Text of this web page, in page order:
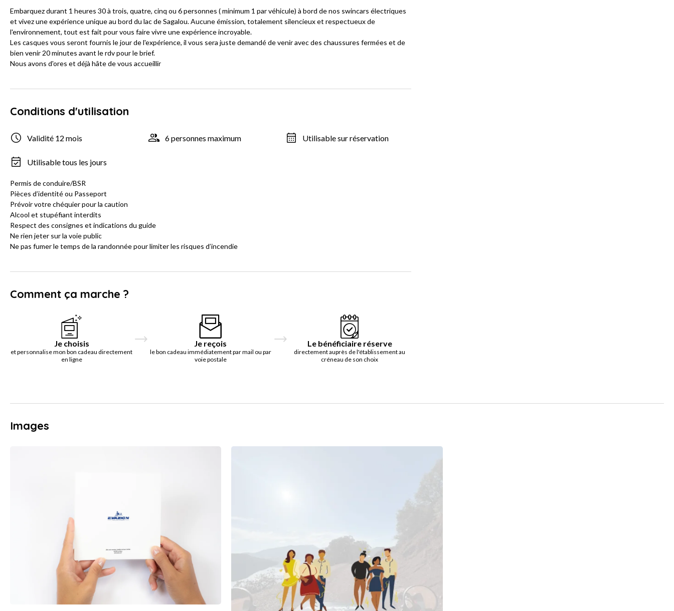
Embarquez durant 1 heures 30 à trois, quatre, cinq ou 6 personnes ( minimum 1 par véhicule) à bord de nos swincars électriques
et vivez une expérience unique au bord du lac de Sagalou. Aucune émission, totalement silencieux et respectueux de
l'environnement, tout est fait pour vous faire vivre une expérience incroyable.
Les casques vous seront fournis le jour de l'expérience, il vous sera juste demandé de venir avec des chaussures fermées et de
bien venir 20 minutes avant le rdv pour le brief.
Nous avons d'ores et déjà hâte de vous accueillir
Conditions d'utilisation
Validité 12 mois 6 personnes maximum Utilisable sur réservation
Utilisable tous les jours
Permis de conduire/BSR
Pièces d’identité ou Passeport
Prévoir votre chéquier pour la caution
Alcool et stupéfiant interdits
Respect des consignes et indications du guide
Ne rien jeter sur la voie public
Ne pas fumer le temps de la randonnée pour limiter les risques d’incendie
Comment ça marche ?
Je choisis
et personnalise mon bon cadeau directement
en ligne
Je reçois
le bon cadeau immédiatement par mail ou par
voie postale
Le bénéficiaire réserve
directement auprès de l'établissement au
créneau de son choix
Images